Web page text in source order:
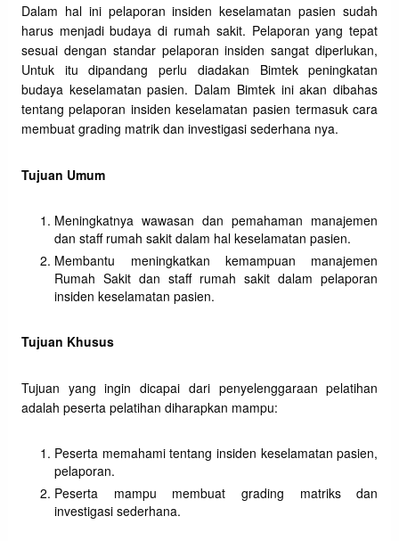
Dalam hal ini pelaporan insiden keselamatan pasien sudah
harus menjadi budaya di rumah sakit. Pelaporan yang tepat
sesuai dengan standar pelaporan insiden sangat diperlukan,
Untuk itu dipandang perlu diadakan Bimtek peningkatan
budaya keselamatan pasien. Dalam Bimtek ini akan dibahas
tentang pelaporan insiden keselamatan pasien termasuk cara
membuat grading matrik dan investigasi sederhana nya.
Tujuan Umum
Meningkatnya wawasan dan pemahaman manajemen
dan staff rumah sakit dalam hal keselamatan pasien.
Membantu meningkatkan kemampuan manajemen
Rumah Sakit dan staff rumah sakit dalam pelaporan
insiden keselamatan pasien.
Tujuan Khusus
Tujuan yang ingin dicapai dari penyelenggaraan pelatihan
adalah peserta pelatihan diharapkan mampu:
Peserta memahami tentang insiden keselamatan pasien,
pelaporan.
Peserta mampu membuat grading matriks dan
investigasi sederhana.